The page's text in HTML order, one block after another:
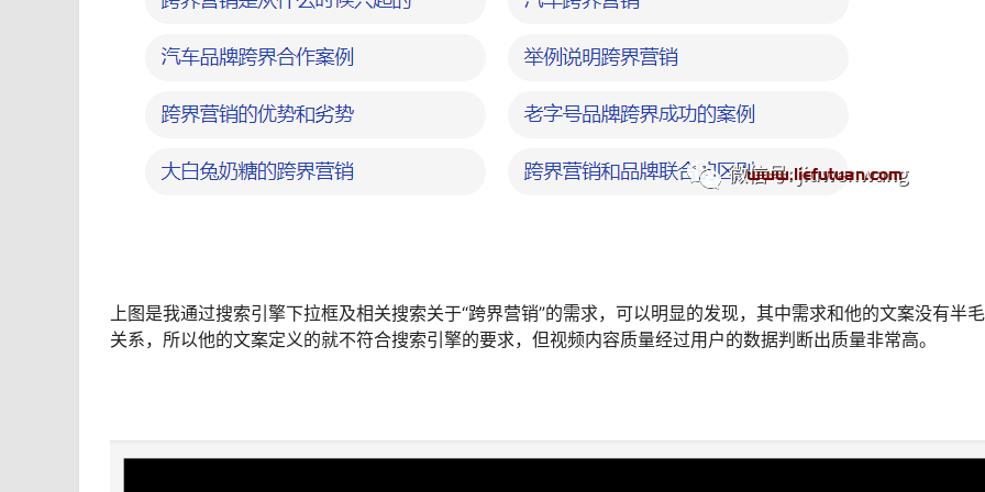
上图是我通过搜索引擎下拉框及相关搜索关于“跨界营销”的需求，可以明显的发现，其中需求和他的文案没有半
关系，所以他的文案定义的就不符合搜索引擎的要求，但视频内容质量经过用户的数据判断出质量非常高。